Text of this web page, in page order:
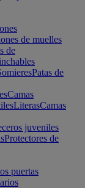
de muelles
de
Patas de
Camas
LiterasCamas
juveniles
Protectores de
puertas